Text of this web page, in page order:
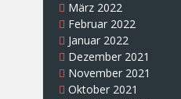
März 2022
Februar 2022
Januar 2022
Dezember 2021
November 2021
Oktober 2021